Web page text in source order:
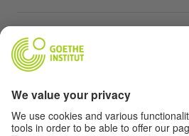
የGoethe-Institut የጀርመን
የአስተማማኝ መድረክ